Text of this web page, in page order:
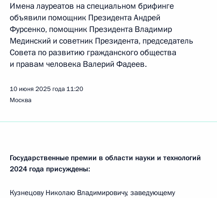
Имена лауреатов на специальном брифинге
объявили помощник Президента Андрей
Фурсенко, помощник Президента Владимир
Мединский и советник Президента, председатель
Совета по развитию гражданского общества
и правам человека Валерий Фадеев.
10 июня 2025 года 11:20
Москва
Государственные премии в области науки и технологий
2024 года присуждены:
Кузнецову Николаю Владимировичу, заведующему